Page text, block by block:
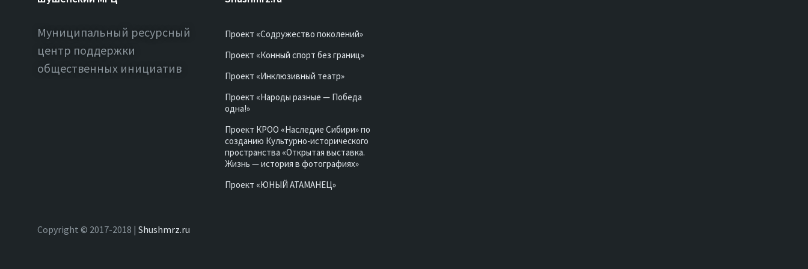
Муниципальный ресурсный
центр поддержки
общественных инициатив
Проект «Содружество поколений»
Проект «Конный спорт без границ»
Проект «Инклюзивный театр»
Проект «Народы разные — Победа
одна!»
Проект КРОО «Наследие Сибири» по
созданию Культурно-исторического
пространства «Открытая выставка.
Жизнь — история в фотографиях»
Проект «ЮНЫЙ АТАМАНЕЦ»
Copyright © 2017-2018 | Shushmrz.ru